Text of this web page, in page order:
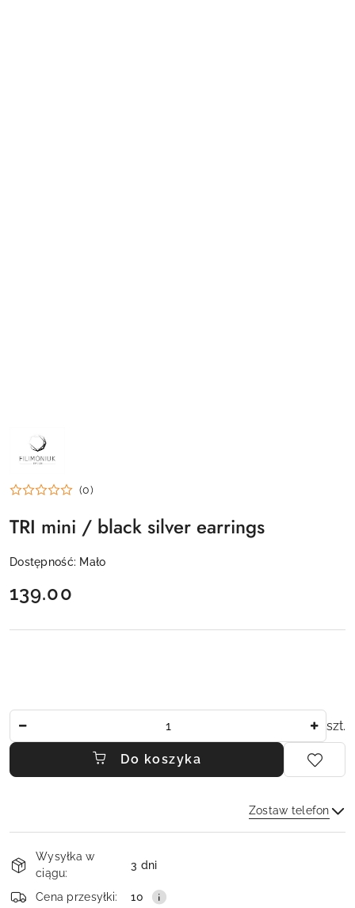
PRODUCENTA:
FILIMONIUK
DESIGN
(0)
TRI mini / black silver earrings
Dostępność: Mało
cena:
139.00
szt.
Do koszyka
Zostaw telefon
i
dostawa
Wysyłka w
ciągu:
3 dni
Cena przesyłki: 10